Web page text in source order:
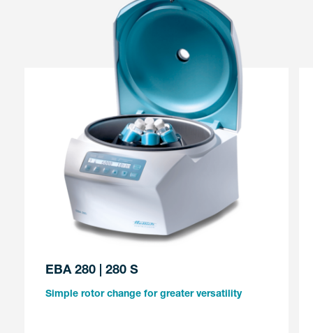
EBA 280 | 280 S
Simple rotor change for greater versatility